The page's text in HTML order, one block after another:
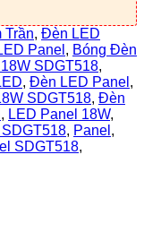
Trần, Đèn LED
Panel , Bóng Đèn
SDGT518,
, Đèn LED Panel ,
SDGT518, Đèn
, LED Panel 18W,
, Panel ,
SDGT518,